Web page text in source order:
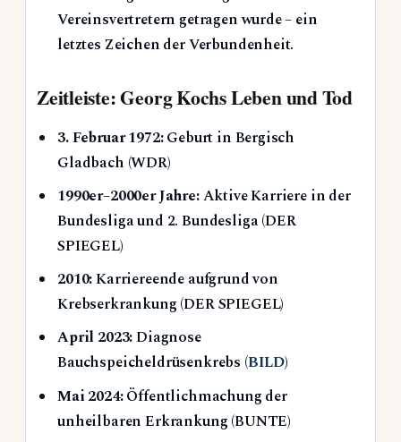
Vereinsvertretern getragen wurde – ein
letztes Zeichen der Verbundenheit.
Zeitleiste: Georg Kochs Leben und Tod
3. Februar 1972:Geburt in Bergisch
Gladbach (WDR)
1990er–2000er Jahre:Aktive Karriere in der
Bundesliga und 2. Bundesliga (DER
SPIEGEL)
2010:Karriereende aufgrund von
Krebserkrankung (DER SPIEGEL)
April 2023:Diagnose
Bauchspeicheldrüsenkrebs (BILD)
Mai 2024:Öffentlichmachung der
unheilbaren Erkrankung (BUNTE)